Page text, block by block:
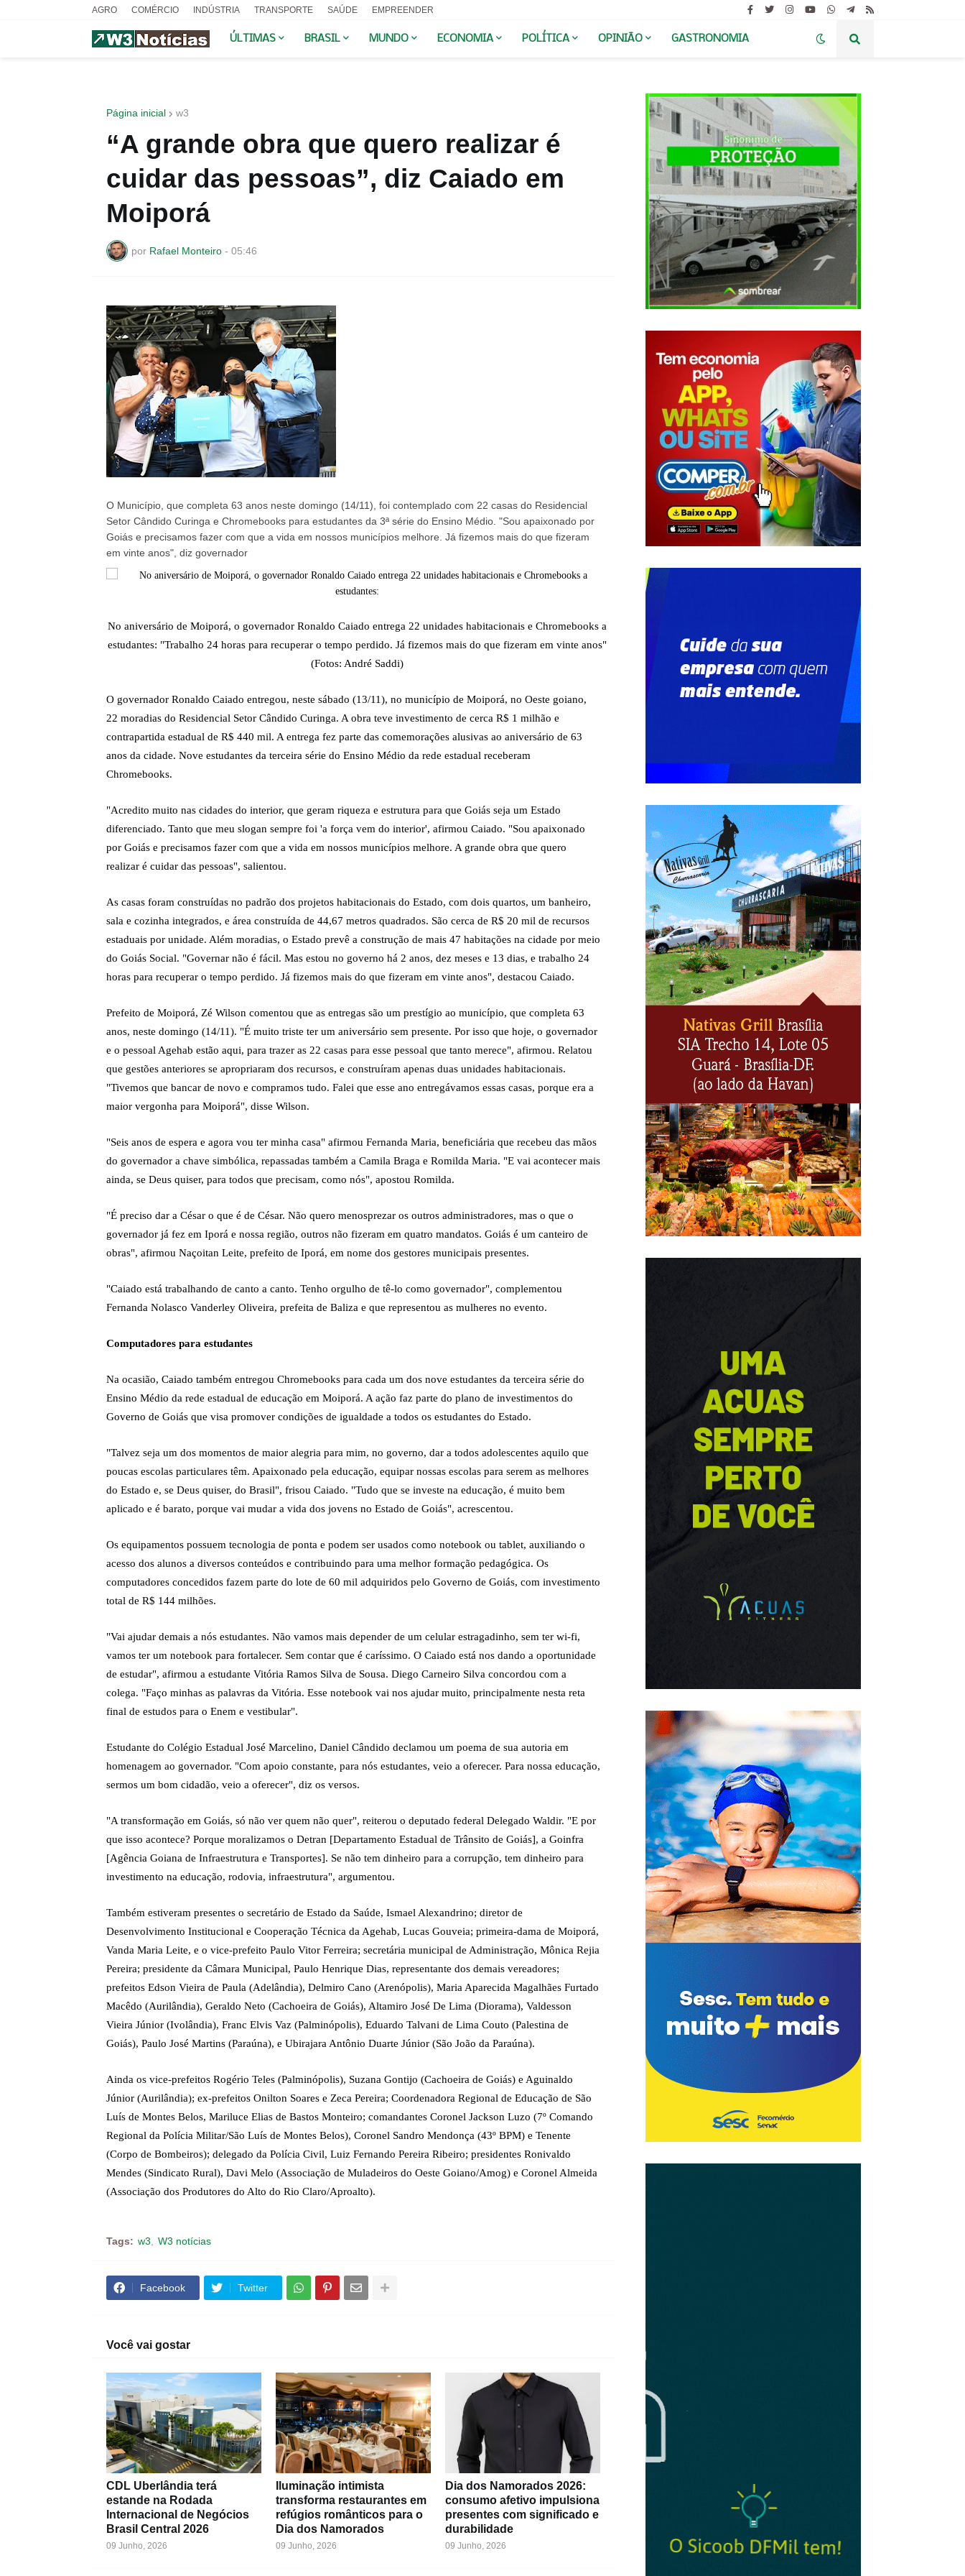
AGRO COMÉRCIO INDÚSTRIA TRANSPORTE SAÚDE EMPREENDER
ÚLTIMAS BRASIL MUNDO ECONOMIA POLÍTICA OPINIÃO GASTRONOMIA
Página inicial w3
“A grande obra que quero realizar é
cuidar das pessoas”, diz Caiado em
Moiporá
por Rafael Monteiro - 05:46
O Município, que completa 63 anos neste domingo (14/11), foi contemplado com 22 casas do Residencial
Setor Cândido Curinga e Chromebooks para estudantes da 3ª série do Ensino Médio. "Sou apaixonado por
Goiás e precisamos fazer com que a vida em nossos municípios melhore. Já fizemos mais do que fizeram
em vinte anos", diz governador
No aniversário de Moiporá, o governador Ronaldo Caiado entrega 22 unidades habitacionais e Chromebooks a
estudantes: "Trabalho 24 horas para recuperar o tempo perdido. Já fizemos mais do que fizeram em vinte anos"
(Fotos: André Saddi)
O governador Ronaldo Caiado entregou, neste sábado (13/11), no município de Moiporá, no Oeste goiano,
22 moradias do Residencial Setor Cândido Curinga. A obra teve investimento de cerca R$ 1 milhão e
contrapartida estadual de R$ 440 mil. A entrega fez parte das comemorações alusivas ao aniversário de 63
anos da cidade. Nove estudantes da terceira série do Ensino Médio da rede estadual receberam
Chromebooks.
"Acredito muito nas cidades do interior, que geram riqueza e estrutura para que Goiás seja um Estado
diferenciado. Tanto que meu slogan sempre foi 'a força vem do interior', afirmou Caiado. "Sou apaixonado
por Goiás e precisamos fazer com que a vida em nossos municípios melhore. A grande obra que quero
realizar é cuidar das pessoas", salientou.
As casas foram construídas no padrão dos projetos habitacionais do Estado, com dois quartos, um banheiro,
sala e cozinha integrados, e área construída de 44,67 metros quadrados. São cerca de R$ 20 mil de recursos
estaduais por unidade. Além moradias, o Estado prevê a construção de mais 47 habitações na cidade por meio
do Goiás Social. "Governar não é fácil. Mas estou no governo há 2 anos, dez meses e 13 dias, e trabalho 24
horas para recuperar o tempo perdido. Já fizemos mais do que fizeram em vinte anos", destacou Caiado.
Prefeito de Moiporá, Zé Wilson comentou que as entregas são um prestígio ao município, que completa 63
anos, neste domingo (14/11). "É muito triste ter um aniversário sem presente. Por isso que hoje, o governador
e o pessoal Agehab estão aqui, para trazer as 22 casas para esse pessoal que tanto merece", afirmou. Relatou
que gestões anteriores se apropriaram dos recursos, e construíram apenas duas unidades habitacionais.
"Tivemos que bancar de novo e compramos tudo. Falei que esse ano entregávamos essas casas, porque era a
maior vergonha para Moiporá", disse Wilson.
"Seis anos de espera e agora vou ter minha casa" afirmou Fernanda Maria, beneficiária que recebeu das mãos
do governador a chave simbólica, repassadas também a Camila Braga e Romilda Maria. "E vai acontecer mais
ainda, se Deus quiser, para todos que precisam, como nós", apostou Romilda.
"É preciso dar a César o que é de César. Não quero menosprezar os outros administradores, mas o que o
governador já fez em Iporá e nossa região, outros não fizeram em quatro mandatos. Goiás é um canteiro de
obras", afirmou Naçoitan Leite, prefeito de Iporá, em nome dos gestores municipais presentes.
"Caiado está trabalhando de canto a canto. Tenho orgulho de tê-lo como governador", complementou
Fernanda Nolasco Vanderley Oliveira, prefeita de Baliza e que representou as mulheres no evento.
Computadores para estudantes
Na ocasião, Caiado também entregou Chromebooks para cada um dos nove estudantes da terceira série do
Ensino Médio da rede estadual de educação em Moiporá. A ação faz parte do plano de investimentos do
Governo de Goiás que visa promover condições de igualdade a todos os estudantes do Estado.
"Talvez seja um dos momentos de maior alegria para mim, no governo, dar a todos adolescentes aquilo que
poucas escolas particulares têm. Apaixonado pela educação, equipar nossas escolas para serem as melhores
do Estado e, se Deus quiser, do Brasil", frisou Caiado. "Tudo que se investe na educação, é muito bem
aplicado e é barato, porque vai mudar a vida dos jovens no Estado de Goiás", acrescentou.
Os equipamentos possuem tecnologia de ponta e podem ser usados como notebook ou tablet, auxiliando o
acesso dos alunos a diversos conteúdos e contribuindo para uma melhor formação pedagógica. Os
computadores concedidos fazem parte do lote de 60 mil adquiridos pelo Governo de Goiás, com investimento
total de R$ 144 milhões.
"Vai ajudar demais a nós estudantes. Não vamos mais depender de um celular estragadinho, sem ter wi-fi,
vamos ter um notebook para fortalecer. Sem contar que é caríssimo. O Caiado está nos dando a oportunidade
de estudar", afirmou a estudante Vitória Ramos Silva de Sousa. Diego Carneiro Silva concordou com a
colega. "Faço minhas as palavras da Vitória. Esse notebook vai nos ajudar muito, principalmente nesta reta
final de estudos para o Enem e vestibular".
Estudante do Colégio Estadual José Marcelino, Daniel Cândido declamou um poema de sua autoria em
homenagem ao governador. "Com apoio constante, para nós estudantes, veio a oferecer. Para nossa educação,
sermos um bom cidadão, veio a oferecer", diz os versos.
"A transformação em Goiás, só não ver quem não quer", reiterou o deputado federal Delegado Waldir. "E por
que isso acontece? Porque moralizamos o Detran [Departamento Estadual de Trânsito de Goiás], a Goinfra
[Agência Goiana de Infraestrutura e Transportes]. Se não tem dinheiro para a corrupção, tem dinheiro para
investimento na educação, rodovia, infraestrutura", argumentou.
Também estiveram presentes o secretário de Estado da Saúde, Ismael Alexandrino; diretor de
Desenvolvimento Institucional e Cooperação Técnica da Agehab, Lucas Gouveia; primeira-dama de Moiporá,
Vanda Maria Leite, e o vice-prefeito Paulo Vitor Ferreira; secretária municipal de Administração, Mônica Rejia
Pereira; presidente da Câmara Municipal, Paulo Henrique Dias, representante dos demais vereadores;
prefeitos Edson Vieira de Paula (Adelândia), Delmiro Cano (Arenópolis), Maria Aparecida Magalhães Furtado
Macêdo (Aurilândia), Geraldo Neto (Cachoeira de Goiás), Altamiro José De Lima (Diorama), Valdesson
Vieira Júnior (Ivolândia), Franc Elvis Vaz (Palminópolis), Eduardo Talvani de Lima Couto (Palestina de
Goiás), Paulo José Martins (Paraúna), e Ubirajara Antônio Duarte Júnior (São João da Paraúna).
Ainda os vice-prefeitos Rogério Teles (Palminópolis), Suzana Gontijo (Cachoeira de Goiás) e Aguinaldo
Júnior (Aurilândia); ex-prefeitos Onilton Soares e Zeca Pereira; Coordenadora Regional de Educação de São
Luís de Montes Belos, Mariluce Elias de Bastos Monteiro; comandantes Coronel Jackson Luzo (7º Comando
Regional da Polícia Militar/São Luís de Montes Belos), Coronel Sandro Mendonça (43º BPM) e Tenente
(Corpo de Bombeiros); delegado da Polícia Civil, Luiz Fernando Pereira Ribeiro; presidentes Ronivaldo
Mendes (Sindicato Rural), Davi Melo (Associação de Muladeiros do Oeste Goiano/Amog) e Coronel Almeida
(Associação dos Produtores do Alto do Rio Claro/Aproalto).
Tags: w3 W3 notícias
Facebook Twitter
Você vai gostar
CDL Uberlândia terá
estande na Rodada
Internacional de Negócios
Brasil Central 2026
09 Junho, 2026
Iluminação intimista
transforma restaurantes em
refúgios românticos para o
Dia dos Namorados
09 Junho, 2026
Dia dos Namorados 2026:
consumo afetivo impulsiona
presentes com significado e
durabilidade
09 Junho, 2026